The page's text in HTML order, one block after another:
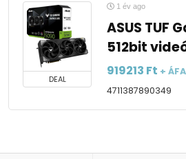
DEAL
1 év ago
ASUS TUF
512bit
919213 Ft + ÁFA
4711387890349